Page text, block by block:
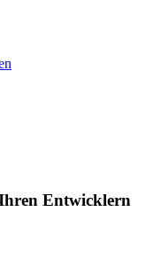
Entwicklern